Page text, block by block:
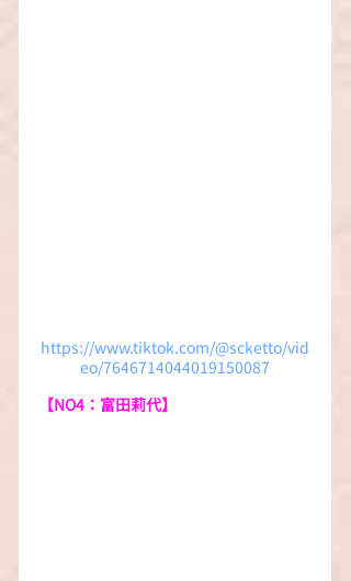
https://www.tiktok.com/@scketto/vid
eo/7646714044019150087
【NO4：富田莉代】